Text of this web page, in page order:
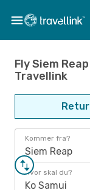
Fly Siem
Travellink
Retur
Kommer fra?
Siem Reap
Hvor skal du?
Ko Samui